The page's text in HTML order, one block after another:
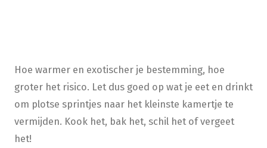
Hoe warmer en exotischer je bestemming, hoe
groter het risico. Let dus goed op wat je eet en drinkt
om plotse sprintjes naar het kleinste kamertje te
vermijden. Kook het, bak ​het, schil het of vergeet
het!